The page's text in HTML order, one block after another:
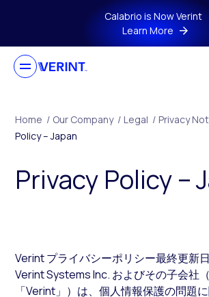
Skip to main contentCalabrio is Now Verint
Learn More
Home / Our Company / Legal / Privacy
Policy – Japan
Privacy Policy –
Verint プライバシーポリシー最終更新
Verint Systems Inc. およびその子会社
「Verint」）は、個人情報保護の問題